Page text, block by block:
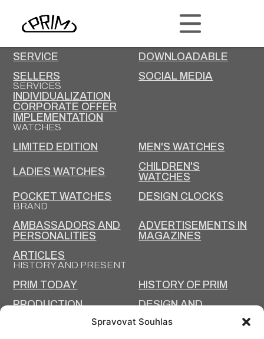
Spravovat Souhlas
PRIM
CAREER AT PRIM
SERVICE
DOWNLOADABLE
SELLERS
SOCIAL MEDIA
SERVICES
INDIVIDUALIZATION
CORPORATE OFFER
IMPLEMENTATION
WATCHES
LIMITED EDITION MEN'S WATCHES
LADIES WATCHES
CHILDREN'S
WATCHES
POCKET WATCHES
DESIGN CLOCKS
BRAND
AMBASSADORS AND
PERSONALITIES
ADVERTISEMENTS IN
MAGAZINES
ARTICLES
HISTORY AND PRESENT
PRIM TODAY
HISTORY OF PRIM
PRODUCTION
DESIGN AND